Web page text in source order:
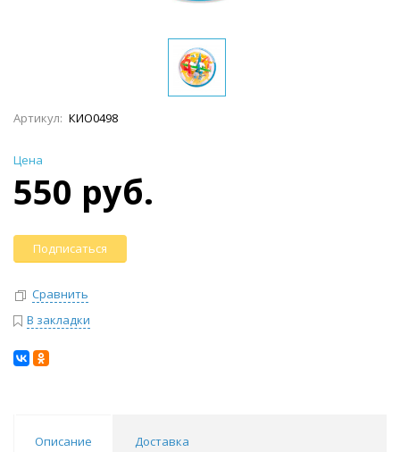
Артикул: КИО0498
Цена
550 руб.
Подписаться
Сравнить
В закладки
Описание Доставка